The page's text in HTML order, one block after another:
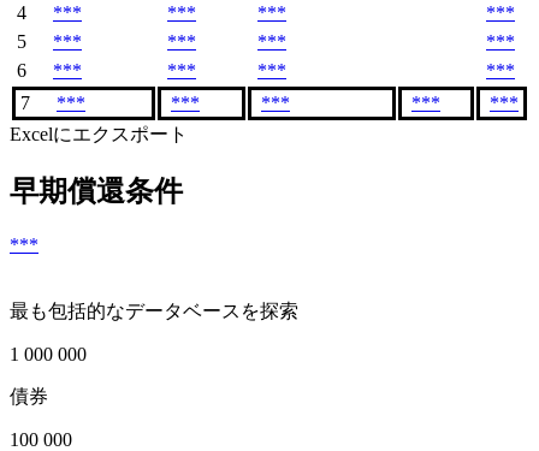
4
*** *** ***
***
5
*** *** ***
***
6
*** *** ***
***
7
*** *** *** ***
***
Excelにエクスポート
早期償還条件
***
最も包括的なデータベースを探索
1 000 000
債券
100 000